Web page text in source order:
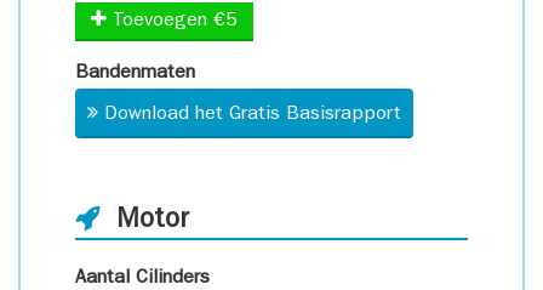
Toevoegen €5
Bandenmaten
Download het Gratis Basisrapport
Motor
Aantal Cilinders